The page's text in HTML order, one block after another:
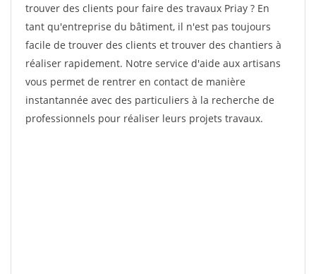
trouver des clients pour faire des travaux Priay ? En
tant qu'entreprise du bâtiment, il n'est pas toujours
facile de trouver des clients et trouver des chantiers à
réaliser rapidement. Notre service d'aide aux artisans
vous permet de rentrer en contact de manière
instantannée avec des particuliers à la recherche de
professionnels pour réaliser leurs projets travaux.